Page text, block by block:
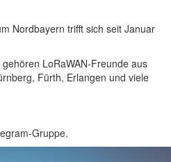
Nordbayern trifft sich seit Januar
LoRaWAN-Freunde aus
Fürth, Erlangen und viele
Gruppe.